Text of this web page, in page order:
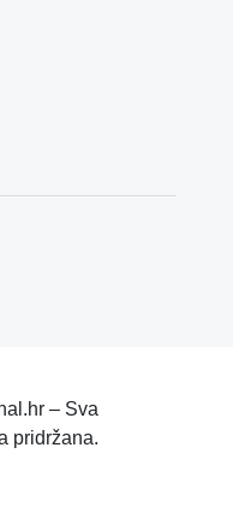
– Sva
pridržana.